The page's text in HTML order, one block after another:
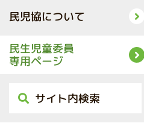
民児協について
民生児童委員
専用ページ
サイト内検索